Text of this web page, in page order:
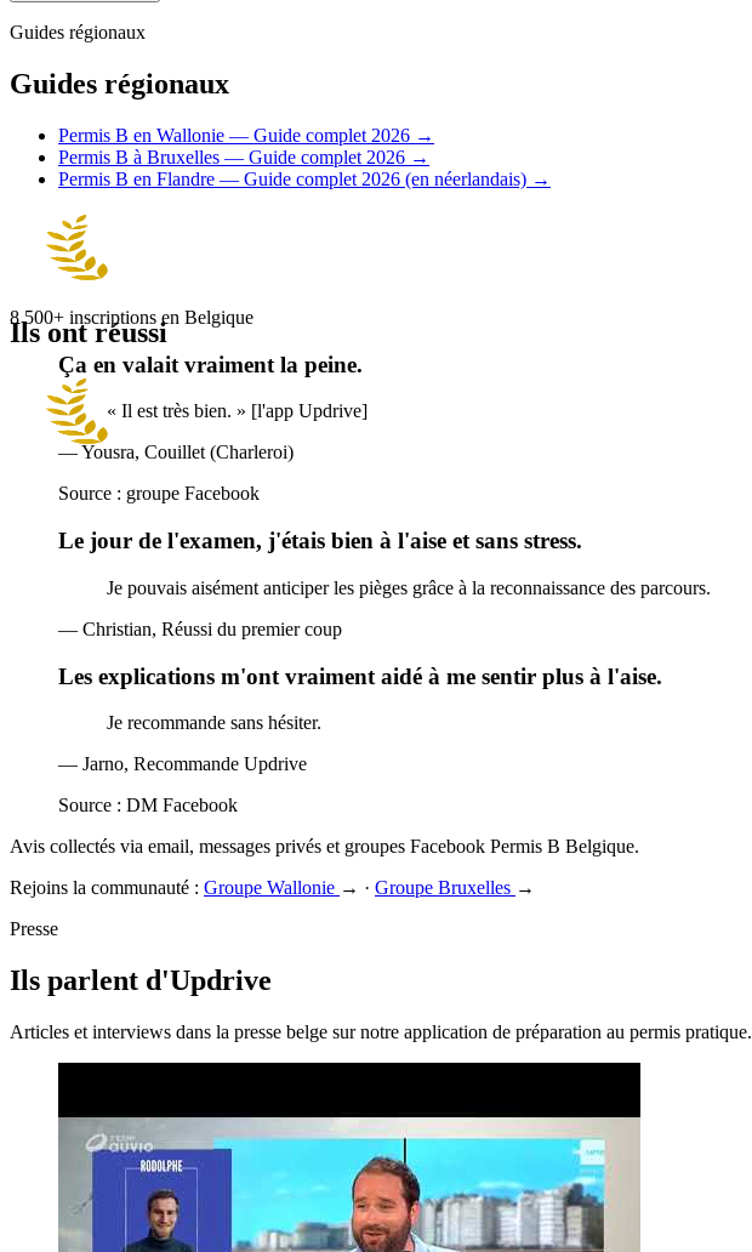
Guides régionaux
Guides régionaux
Permis B en Wallonie — Guide complet 2026 →
Permis B à Bruxelles — Guide complet 2026 →
Permis B en Flandre — Guide complet 2026 (en néerlandais) →
Ils ont réussi
8 500+ inscriptions en Belgique
Ça en valait vraiment la peine.
« Il est très bien. » [l'app Updrive]
— Yousra, Couillet (Charleroi)
Source : groupe Facebook
Le jour de l'examen, j'étais bien à l'aise et sans stress.
Je pouvais aisément anticiper les pièges grâce à la reconnaissance des parcours.
— Christian, Réussi du premier coup
Les explications m'ont vraiment aidé à me sentir plus à l'aise.
Je recommande sans hésiter.
— Jarno, Recommande Updrive
Source : DM Facebook
Avis collectés via email, messages privés et groupes Facebook Permis B Belgique.
Rejoins la communauté : Groupe Wallonie → · Groupe Bruxelles →
Presse
Ils parlent d'Updrive
Articles et interviews dans la presse belge sur notre application de préparation au permis pratique.